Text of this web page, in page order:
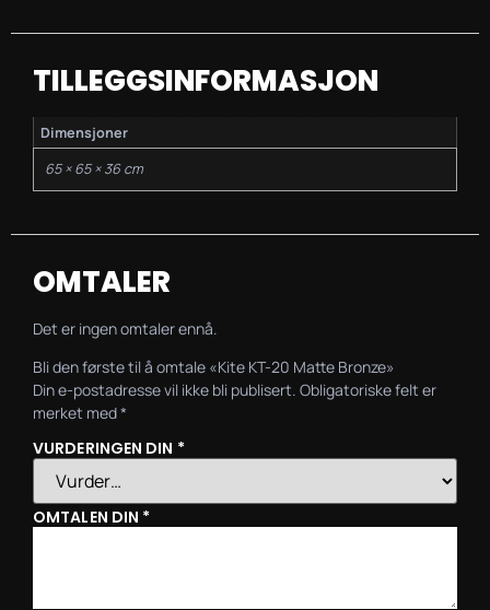
TILLEGGSINFORMASJON
Dimensjoner
65 × 65 × 36 cm
OMTALER
Det er ingen omtaler ennå.
Bli den første til å omtale «Kite KT-20 Matte Bronze»
Din e-postadresse vil ikke bli publisert. Obligatoriske felt er
merket med*
VURDERINGEN DIN *
OMTALEN DIN *